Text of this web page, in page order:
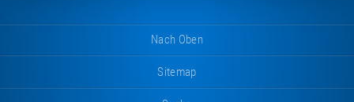
Nach Oben
Sitemap